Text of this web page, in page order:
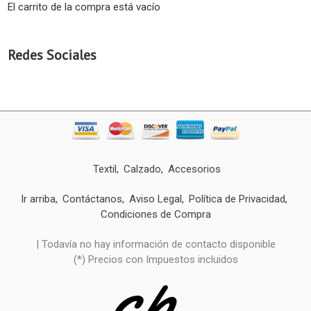
El carrito de la compra está vacío
Redes Sociales
Textil Calzado Accesorios
Ir arriba Contáctanos Aviso Legal
Política de Privacidad
Condiciones de Compra
| Todavía no hay información de contacto disponible
(*) Precios con Impuestos incluidos